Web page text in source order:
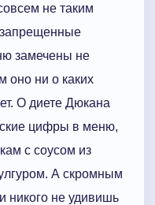
не таким
запрещенные
замечены не
оно ни о каких
О диете Дюкана
цифры в меню,
с соусом из
А скромным
никого не удивишь